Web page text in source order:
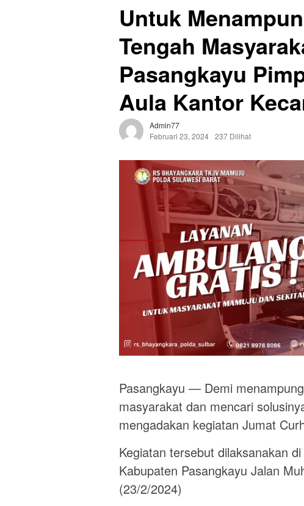
Untuk
Tengah
Pasangkayu
Aula Kantor
Admin77
Februari 23, 2024 237 Dilihat
Pasangkayu — Demi
masyarakat dan mencari
mengadakan kegiatan Jumat
Kegiatan tersebut dilaksanakan
Kabupaten Pasangkayu Jalan
(23/2/2024)